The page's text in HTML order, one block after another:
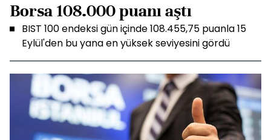
Borsa 108.000 puanı aştı
BIST 100 endeksi gün içinde 108.455,75 puanla 15
Eylül'den bu yana en yüksek seviyesini gördü